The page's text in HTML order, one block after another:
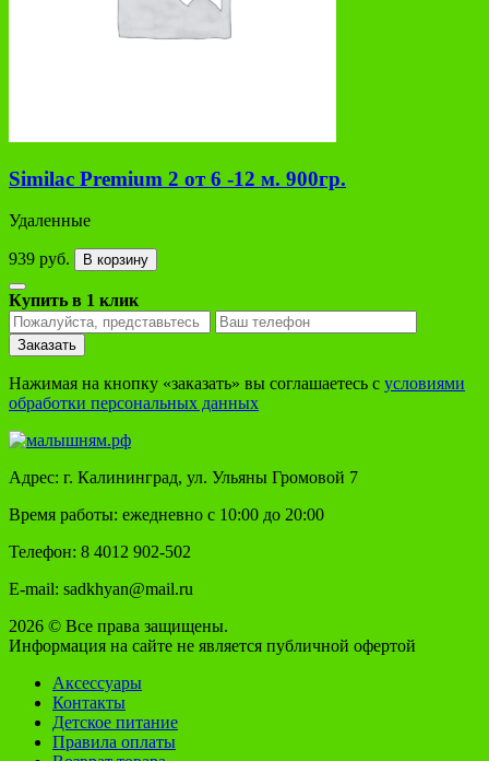
Similac Premium 2 от 6 -12 м. 900гр.
Удаленные
939 руб. В корзину
Купить в 1 клик
Заказать
Нажимая на кнопку «заказать» вы соглашаетесь с условиями
обработки персональных данных
Адрес: г. Калининград, ул. Ульяны Громовой 7
Время работы: ежедневно с 10:00 до 20:00
Телефон: 8 4012 902-502
E-mail: sadkhyan@mail.ru
2026 © Все права защищены.
Информация на сайте не является публичной офертой
Аксессуары
Контакты
Детское питание
Правила оплаты